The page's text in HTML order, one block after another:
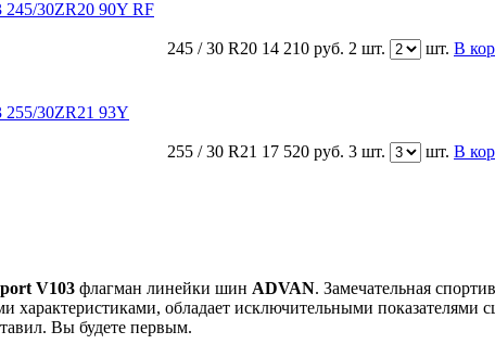
245/30ZR20 90Y RF
245 / 30 R20 14 210 руб. 2 шт. шт. В
255/30ZR21 93Y
255 / 30 R21 17 520 руб. 3 шт. шт. В
V103 флагман линейки шин ADVAN. Замечательная
характеристиками, обладает исключительными
Вы будете первым.